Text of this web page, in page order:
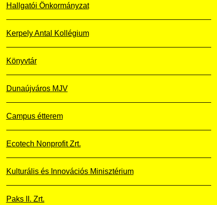
Hallgatói Önkormányzat
Kerpely Antal Kollégium
Könyvtár
Dunaújváros MJV
Campus étterem
Ecotech Nonprofit Zrt.
Kulturális és Innovációs Minisztérium
Paks II. Zrt.